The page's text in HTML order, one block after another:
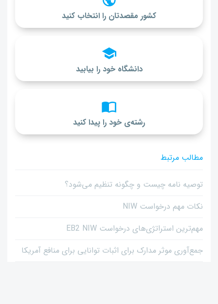
کشور مقصدتان را انتخاب کنید
دانشگاه خود را بیابید
رشته‌ی خود را پیدا کنید
مطالب مرتبط
توصیه نامه چیست و چگونه تنظیم می‌شود؟
نکات مهم درخواست NIW
مهم‌ترین استراتژی‌های درخواست EB2 NIW
جمع‌آوری موثر مدارک برای اثبات توانایی برای منافع آمریکا